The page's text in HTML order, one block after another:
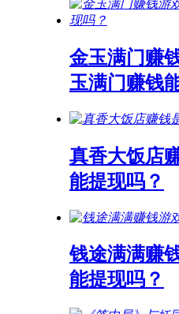
金玉满门赚
玉满门赚钱
真香大饭店
能提现吗？
钱途满满赚
能提现吗？